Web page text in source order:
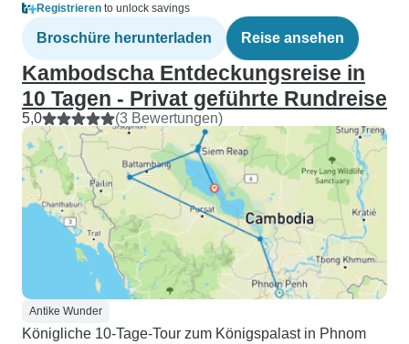
Registrieren to unlock savings
Broschüre herunterladen Reise ansehen
Kambodscha Entdeckungsreise in
10 Tagen - Privat geführte Rundreise
5,0 (3 Bewertungen)
Antike Wunder
Königliche 10-Tage-Tour zum Königspalast in Phnom